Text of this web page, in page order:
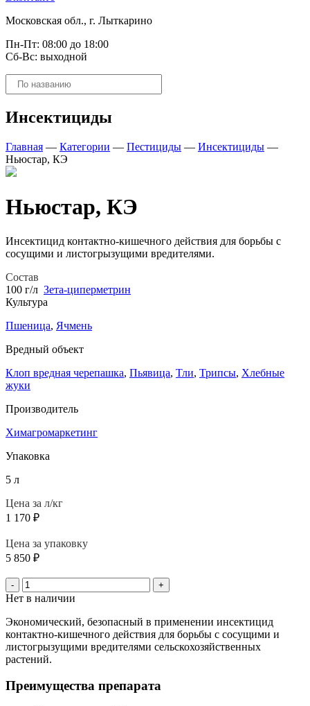
Московская обл., г. Лыткарино
Пн-Пт: 08:00 до 18:00
Сб-Вс: выходной
Поиск
товаров
Инсектициды
Главная — Категории — Пестициды — Инсектициды —
Ньюстар, КЭ
Ньюстар, КЭ
Инсектицид контактно-кишечного действия для борьбы с
сосущими и листогрызущими вредителями.
Состав
100 г/л Зета-циперметрин
Культура
Пшеница, Ячмень
Вредный объект
Клоп вредная черепашка, Пьявица, Тли, Трипсы, Хлебные
жуки
Производитель
Химагромаркетинг
Упаковка
5 л
Цена за л/кг
1 170 ₽
Цена за упаковку
5 850 ₽
- +
Нет в наличии
Экономический, безопасный в применении инсектицид
контактно-кишечного действия для борьбы с сосущими и
листогрызущими вредителями сельскохозяйственных
растений.
Преимущества препарата